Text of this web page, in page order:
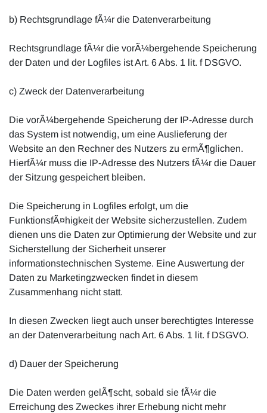
b) Rechtsgrundlage fÃ¼r die Datenverarbeitung
Rechtsgrundlage fÃ¼r die vorÃ¼bergehende Speicherung
der Daten und der Logfiles ist Art. 6 Abs. 1 lit. f DSGVO.
c) Zweck der Datenverarbeitung
Die vorÃ¼bergehende Speicherung der IP-Adresse durch
das System ist notwendig, um eine Auslieferung der
Website an den Rechner des Nutzers zu ermÃ¶glichen.
HierfÃ¼r muss die IP-Adresse des Nutzers fÃ¼r die Dauer
der Sitzung gespeichert bleiben.
Die Speicherung in Logfiles erfolgt, um die
FunktionsfÃ¤higkeit der Website sicherzustellen. Zudem
dienen uns die Daten zur Optimierung der Website und zur
Sicherstellung der Sicherheit unserer
informationstechnischen Systeme. Eine Auswertung der
Daten zu Marketingzwecken findet in diesem
Zusammenhang nicht statt.
In diesen Zwecken liegt auch unser berechtigtes Interesse
an der Datenverarbeitung nach Art. 6 Abs. 1 lit. f DSGVO.
d) Dauer der Speicherung
Die Daten werden gelÃ¶scht, sobald sie fÃ¼r die
Erreichung des Zweckes ihrer Erhebung nicht mehr